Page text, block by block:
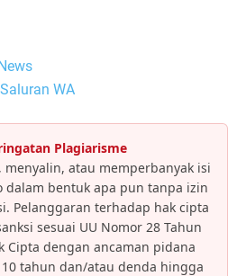
Saluran WA
Plagiarisme
atau memperbanyak isi
dalam bentuk apa pun tanpa izin
Pelanggaran terhadap hak cipta
sesuai UU Nomor 28 Tahun
Cipta dengan ancaman pidana
tahun dan/atau denda hingga